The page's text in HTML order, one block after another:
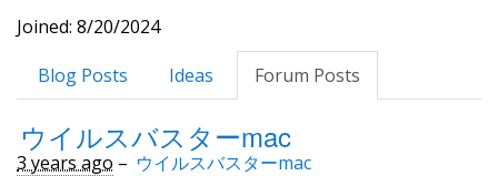
Joined: 8/20/2024
Blog Posts
Ideas Forum Posts
ウイルスバスターmac
3 years ago – ウイルスバスターmac